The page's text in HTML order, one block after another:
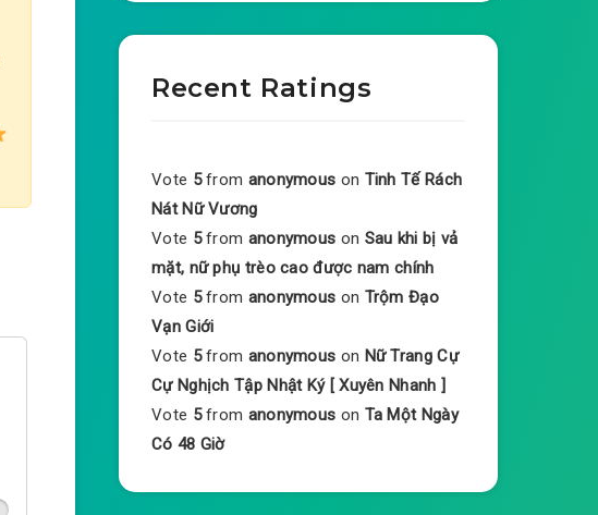
Recent Ratings
Vote 5 from anonymous on Tinh Tế Rách
Nát Nữ Vương
Vote 5 from anonymous on Sau khi bị vả
mặt, nữ phụ trèo cao được nam chính
Vote 5 from anonymous on Trộm Đạo
Vạn Giới
Vote 5 from anonymous on Nữ Trang Cự
Cự Nghịch Tập Nhật Ký [ Xuyên Nhanh ]
Vote 5 from anonymous on Ta Một Ngày
Có 48 Giờ